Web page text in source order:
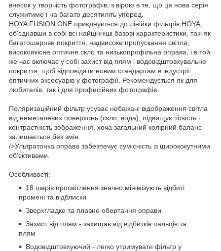
внесок у творчість фотографів, з вірою в те, що ця нова серія
служитиме і на багато десятиліть уперед.
HOYA FUSION ONE приєднується до лінійки фільтрів HOYA,
об'єднавши в собі всі найцінніші базові характеристики, такі як
багатошарове покриття, надвисоке пропускання світла,
високоякісне оптичне скло та низькопрофільна оправа, і в той
же час включає у собі захист від плям і водовідштовхувальне
покриття, щоб відповідати новим стандартам в індустрії
оптичних аксесуарів у фотографії. Рекомендується як для
любителів, так і для професійних фотографів.
Поляризаційний фільтр усуває небажані відображення світла
від неметалевих поверхонь (скло, вода), підвищує чіткість і
контрастність зображення, хоча загальний колірний баланс
залишається без змін.
/>Ультратонка оправа забезпечує сумісність із ширококутними
об'єктивами.
Особливості:
18 шарів просвітлення значно мінімізують відбиті
промені та відблиски
Зверхгладке та плавне обертання оправи
Захист від плям - захищає від відбитків пальців та
плям
Водовідштовхуючий - легко утримувати фільтр у